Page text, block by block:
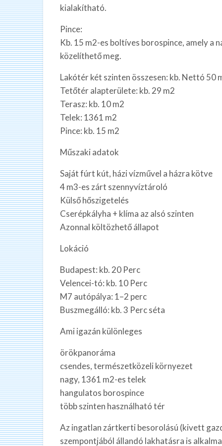
kialakítható.
Pince:
Kb. 15 m2-es boltíves borospince, amely a
közelíthető meg.
Lakótér két szinten összesen: kb. Nettó 50
Tetőtér alapterülete: kb. 29 m2
Terasz: kb. 10 m2
Telek: 1361 m2
Pince: kb. 15 m2
Műszaki adatok
Saját fúrt kút, házi vízművel a házra kötve
4 m3-es zárt szennyvíztároló
Külső hőszigetelés
Cserépkályha + klíma az alsó szinten
Azonnal költözhető állapot
Lokáció
Budapest: kb. 20 Perc
Velencei-tó: kb. 10 Perc
M7 autópálya: 1–2 perc
Buszmegálló: kb. 3 Perc séta
Ami igazán különleges
örökpanoráma
csendes, természetközeli környezet
nagy, 1361 m2-es telek
hangulatos borospince
több szinten használható tér
Az ingatlan zártkerti besorolású (kivett
szempontjából állandó lakhatásra is